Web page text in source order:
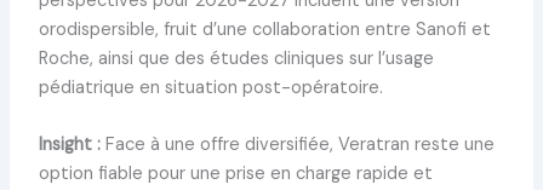
orodispersible, fruit d’une collaboration entre Sanofi et
Roche, ainsi que des études cliniques sur l’usage
pédiatrique en situation post-opératoire.
Insight :Face à une offre diversifiée, Veratran reste une
option fiable pour une prise en charge rapide et